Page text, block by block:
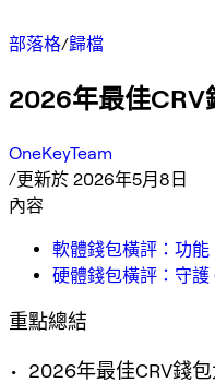
部落格/歸檔
2026年最佳CRV
OneKeyTeam
/更新於 2026年5月8日
內容
軟體錢包橫評：功
硬體錢包橫評：守護
重點總結
• 2026年最佳CRV錢